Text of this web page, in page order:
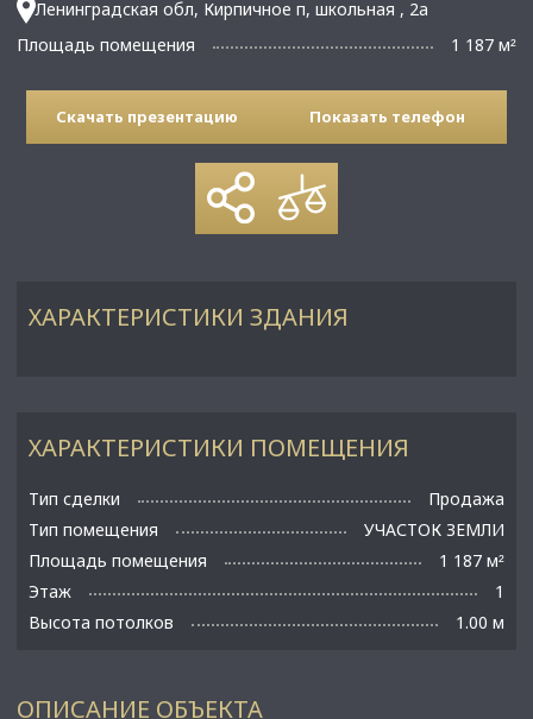
Ленинградская обл, Кирпичное п, школьная , 2а
Площадь помещения
1 187 м²
Скачать презентацию Показать телефон
ХАРАКТЕРИСТИКИ ПОМЕЩЕНИЯ
Тип сделки
Продажа
Тип помещения
УЧАСТОК ЗЕМЛИ
Площадь помещения
1 187 м²
Этаж
1
Высота потолков
1.00 м
ХАРАКТЕРИСТИКИ ЗДАНИЯ
ОПИСАНИЕ ОБЪЕКТА